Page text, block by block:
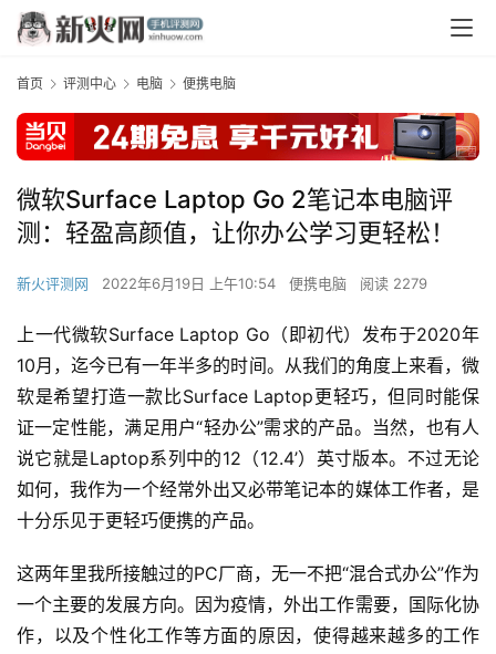
首页 评测中心 电脑 便携电脑
微软Surface Laptop Go 2笔记本电脑评
测：轻盈高颜值，让你办公学习更轻松！
新火评测网 2022年6月19日 上午10:54 便携电脑 阅读 2279
上一代微软Surface Laptop Go（即初代）发布于2020年
10月，迄今已有一年半多的时间。从我们的角度上来看，微
软是希望打造一款比Surface Laptop更轻巧，但同时能保
证一定性能，满足用户“轻办公”需求的产品。当然，也有人
说它就是Laptop系列中的12（12.4’）英寸版本。不过无论
如何，我作为一个经常外出又必带笔记本的媒体工作者，是
十分乐见于更轻巧便携的产品。
这两年里我所接触过的PC厂商，无一不把“混合式办公”作为
一个主要的发展方向。因为疫情，外出工作需要，国际化协
作，以及个性化工作等方面的原因，使得越来越多的工作